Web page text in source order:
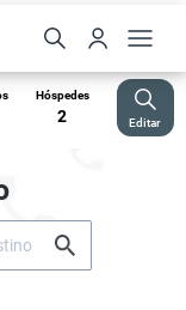
Hóspedes
2 Editar